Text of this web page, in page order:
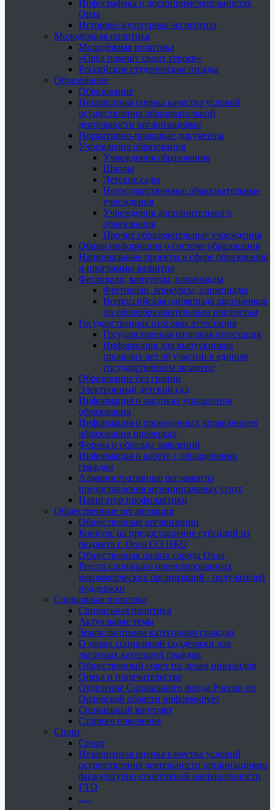
Инфографика о достопримечательностях
Орла
Историко-культурная экспертиза
Молодёжная политика
Молодёжная политика
«Орёл помнит своих героев»
Российские студенческие отряды
Образование
Образование
Независимая оценка качества условий
осуществления образовательной
деятельности организациями
Нормативно-правовые документы
Учреждения образования
Учреждения образования
Школы
Детские сады
Негосударственные образовательные
учреждения
Учреждения дополнительного
образования
Прочие образовательные учреждения
Общая информация о системе образования
Национальные проекты в сфере образования
и программы развития
Фестивали, конкурсы, олимпиады
Фестивали, конкурсы, олимпиады
Всероссийская олимпиада школьников
по общеобразовательным предметам
Государственная итоговая аттестация
Государственная итоговая аттестация
Информация для выпускников
прошлых лет об участии в едином
государственном экзамене
Образование без границ
Электронный детский сад
Информация о закупках управления
образования
Информация о проведенных управлением
образования проверках
Формы и образцы заявлений
Информация о работе с обращениями
граждан
Административные регламенты
предоставления муниципальных услуг
Навигатор профилактики
Общественные организации
Общественные организации
Конкурс на предоставление субсидий из
бюджета г. Орла СО НКО
Общественная палата города Орла
Реестр социально ориентированных
некоммерческих организаций - получателей
поддержки
Социальная политика
Социальная политика
Актуальные темы
Земля льготным категориям граждан
О мерах социальной поддержки для
льготных категорий граждан
Общественный совет по делам инвалидов
Опека и попечительство
Отделение Социального фонда России по
Орловской области информирует
Социальный контракт
Старшее поколение
Спорт
Спорт
Независимая оценка качества условий
осуществления деятельности организациями
физкультурно-спортивной направленности
ГТО
.....